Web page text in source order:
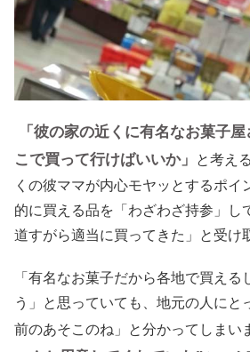
「彼の家の近くに有名なお菓子
こで買って行けばいいか」
と考え
くの彼ママが内心モヤッとするポイ
的に買える品を「わざわざ持参」し
道すがら適当に買ってきた」と受け
「有名なお菓子だから各地で買える
う」と思っていても、地元の人にと
前のあそこのね」と分かってしまい